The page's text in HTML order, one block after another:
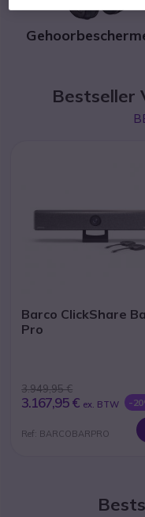
Bestseller
Barco ClickShare
Pro
3.949,95 €
3.167,95 € ex. BTW -
Ref: BARCOBARPRO